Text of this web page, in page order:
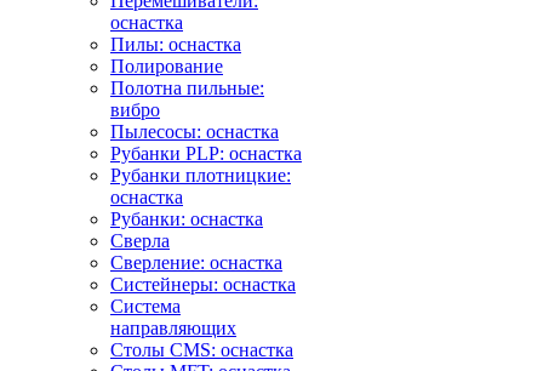
оснастка
Пилы: оснастка
Полирование
Полотна пильные:
вибро
Пылесосы: оснастка
Рубанки PLP: оснастка
Рубанки плотницкие:
оснастка
Рубанки: оснастка
Сверла
Сверление: оснастка
Систейнеры: оснастка
Система
направляющих
Столы CMS: оснастка